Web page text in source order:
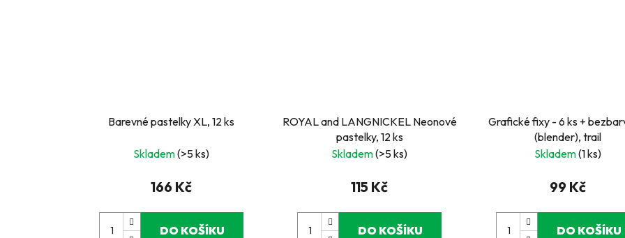
Barevné pastelky XL, 12 ks
Skladem(>5 ks)
166 Kč
DO KOŠÍKU
ROYAL and LANGNICKEL Neonové
pastelky, 12 ks
Skladem(>5 ks)
115 Kč
DO KOŠÍKU
Grafické fixy - 6 ks +
(blender), trail
Skladem(1 ks)
99 Kč
DO KOŠÍKU